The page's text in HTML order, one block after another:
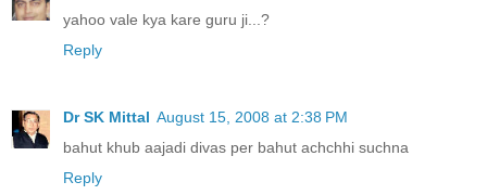
yahoo vale kya kare guru ji...?
Reply
Dr SK Mittal August 15, 2008 at 2:38 PM
bahut khub aajadi divas per bahut achchhi suchna
Reply